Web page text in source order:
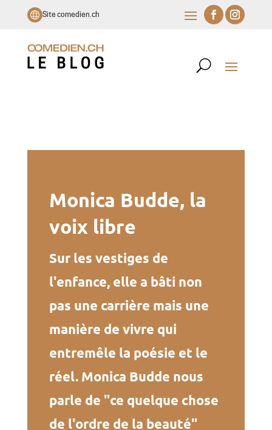
Site comedien.ch
Monica Budde, la
voix libre
Sur les vestiges de
l'enfance, elle a bâti non
pas une carrière mais une
manière de vivre qui
entremêle la poésie et le
réel. Monica Budde nous
parle de "ce quelque chose
de l'ordre de la beauté"